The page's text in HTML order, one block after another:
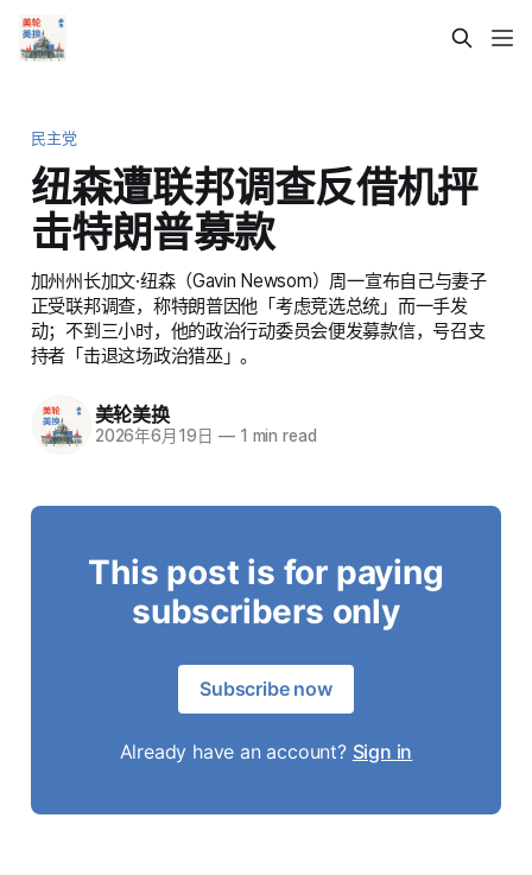
民主党
纽森遭联邦调查反借机抨
击特朗普募款
加州州长加文·纽森（Gavin Newsom）周一宣布自己与妻子
正受联邦调查，称特朗普因他「考虑竞选总统」而一手发
动；不到三小时，他的政治行动委员会便发募款信，号召支
持者「击退这场政治猎巫」。
美轮美换
2026年6月19日 —1 min read
This post is for paying
subscribers only
Subscribe now
Already have an account? Sign in